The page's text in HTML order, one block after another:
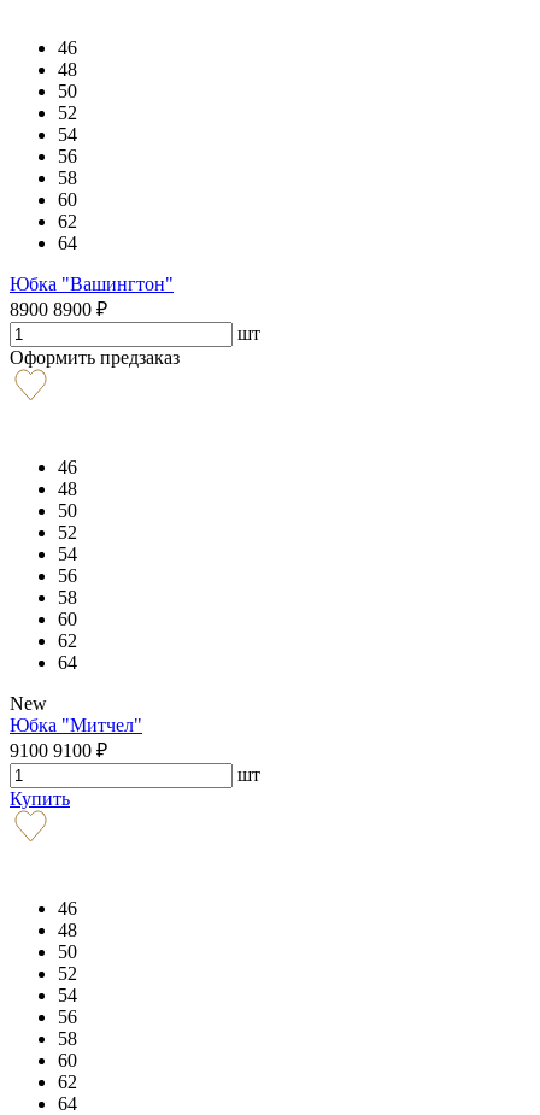
46
48
50
52
54
56
58
60
62
64
Юбка "Вашингтон"
8900 8900 ₽
шт
Оформить предзаказ
46
48
50
52
54
56
58
60
62
64
New
Юбка "Митчел"
9100 9100 ₽
шт
Купить
46
48
50
52
54
56
58
60
62
64